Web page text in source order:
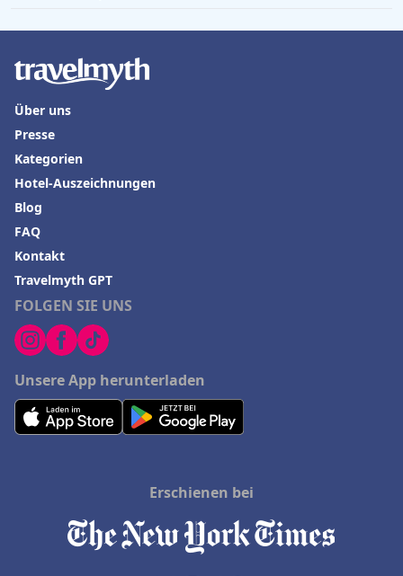
FOLGEN SIE UNS
Unsere App herunterladen
Über uns
Presse
Kategorien
Hotel-Auszeichnungen
Blog
FAQ
Kontakt
Travelmyth GPT
Erschienen bei